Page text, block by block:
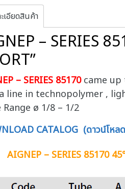
เอียดสินค้า
– SERIES
– SERIES 85170came up
line in technopolymer ,
Range ø 1/8 – 1/2
CATALOG (ดาวน์โหล
AIGNEP – SERIES 85170